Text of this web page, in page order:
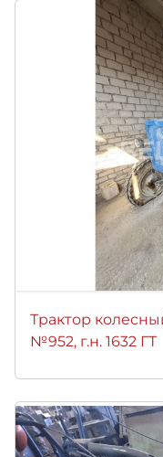
Трактор
№952, г.н. 1632 ГТ